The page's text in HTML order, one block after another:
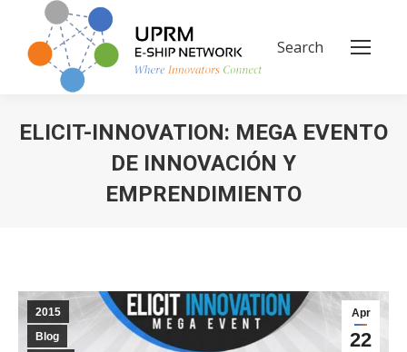
Search:
Search
ELICIT-INNOVATION: MEGA EVENTO
DE INNOVACIÓN Y
EMPRENDIMIENTO
Apr
22
2015
Blog